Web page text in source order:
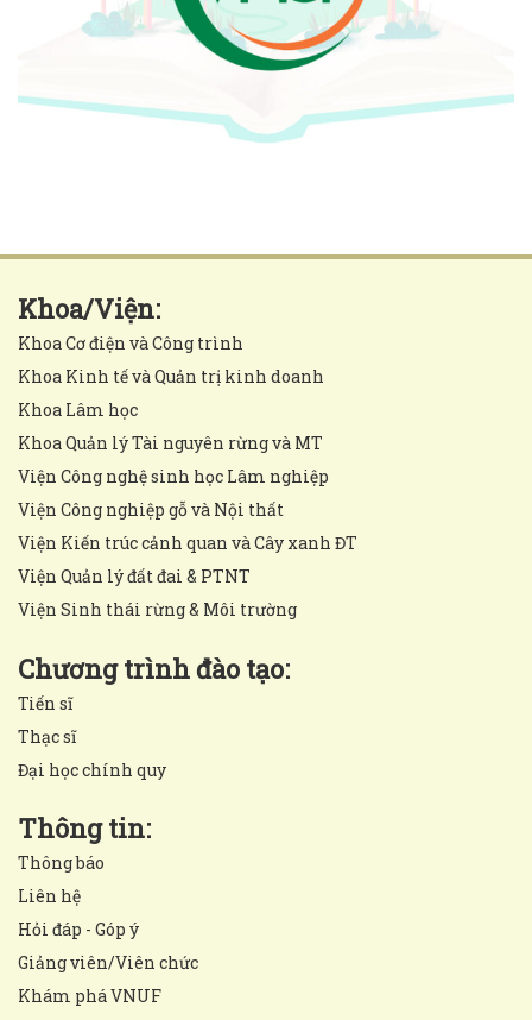
Khoa/Viện:
Khoa Cơ điện và Công trình
Khoa Kinh tế và Quản trị kinh doanh
Khoa Lâm học
Khoa Quản lý Tài nguyên rừng và MT
Viện Công nghệ sinh học Lâm nghiệp
Viện Công nghiệp gỗ và Nội thất
Viện Kiến trúc cảnh quan và Cây xanh ĐT
Viện Quản lý đất đai & PTNT
Viện Sinh thái rừng & Môi trường
Chương trình đào tạo:
Tiến sĩ
Thạc sĩ
Đại học chính quy
Thông tin:
Thông báo
Liên hệ
Hỏi đáp - Góp ý
Giảng viên/Viên chức
Khám phá VNUF